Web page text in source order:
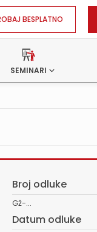
BESPLATNO
SEMINARI
Broj odluke
Gž-...
Datum odluke